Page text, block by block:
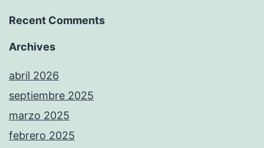
Recent Comments
Archives
abril 2026
septiembre 2025
marzo 2025
febrero 2025